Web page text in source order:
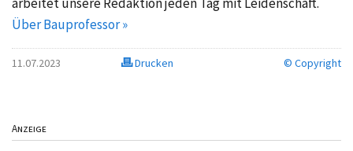
Über Bauprofessor »
11.07.2023 Drucken © Copyright
Anzeige